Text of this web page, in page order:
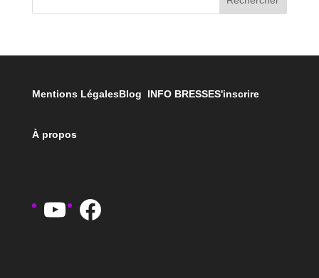
Mentions LégalesBlog INFO BRESSES'inscrire
À propos
YouTube
Facebook